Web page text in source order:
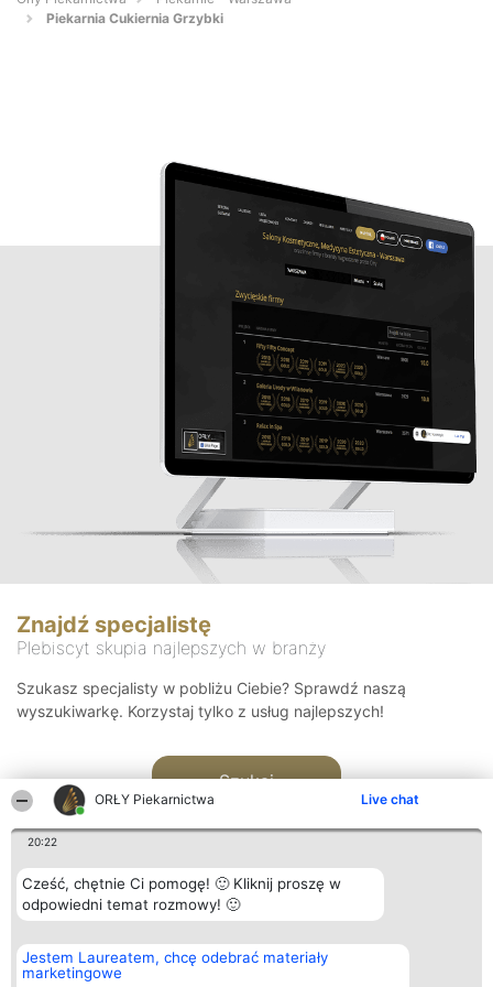
ORŁY Piekarnictwa Live chat
20:22
Cześć, chętnie Ci pomogę! 🙂 Kliknij proszę w
odpowiedni temat rozmowy! 🙂
Jestem Laureatem, chcę odebrać materiały
marketingowe
Piekarnia Cukiernia Grzybki
Znajdź specjalistę
Plebiscyt skupia najlepszych w branży
Szukasz specjalisty w pobliżu Ciebie? Sprawdź naszą
wyszukiwarkę. Korzystaj tylko z usług najlepszych!
Szukaj
Organizator plebiscytu
Bright Side Solutions sp. z o.
o. sp. k.
Plebiscyt
Laureaci
Kontakt
Kontakt